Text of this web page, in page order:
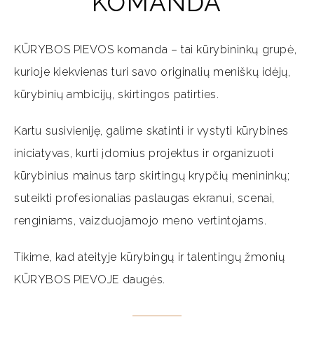
KŪRYBOS PIEVOS komanda – tai kūrybininkų grupė,
kurioje kiekvienas turi savo originalių meniškų idėjų,
kūrybinių ambicijų, skirtingos patirties.
Kartu susivieniję, galime skatinti ir vystyti kūrybines
iniciatyvas, kurti įdomius projektus ir organizuoti
kūrybinius mainus tarp skirtingų krypčių menininkų;
suteikti profesionalias paslaugas ekranui, scenai,
renginiams, vaizduojamojo meno vertintojams.
Tikime, kad ateityje kūrybingų ir talentingų žmonių
KŪRYBOS PIEVOJE daugės.